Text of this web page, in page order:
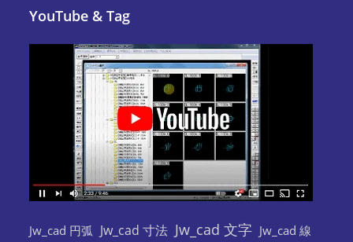
YouTube & Tag
Jw_cad 円弧 Jw_cad 寸法 Jw_cad 文字 Jw_cad 線